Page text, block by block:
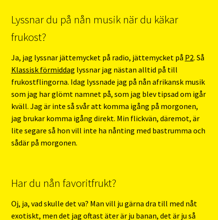
Lyssnar du på nån musik när du käkar
frukost?
Ja, jag lyssnar jättemycket på radio, jättemycket på P2. Så
Klassisk förmiddag lyssnar jag nästan alltid på till
frukostflingorna. Idag lyssnade jag på nån afrikansk musik
som jag har glömt namnet på, som jag blev tipsad om igår
kväll. Jag är inte så svår att komma igång på morgonen,
jag brukar komma igång direkt. Min flickvän, däremot, är
lite segare så hon vill inte ha nånting med bastrumma och
sådär på morgonen.
Har du nån favoritfrukt?
Oj, ja, vad skulle det va? Man vill ju gärna dra till med nåt
exotiskt, men det jag oftast äter är ju banan, det är ju så